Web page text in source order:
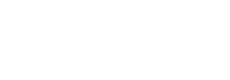
Kezia Aletheia adalah seorang aktris, model dan selebgram
Anak dari pemilik rumah produksi Pratama Film, Anton